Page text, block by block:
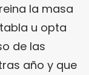
la masa
u opta
de las
año y que